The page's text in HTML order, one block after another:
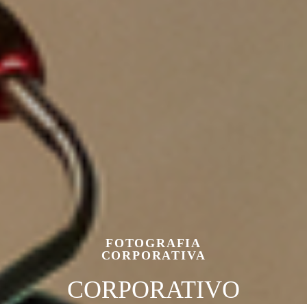
FOTOGRAFIA
CORPORATIVA
CORPORATIVO